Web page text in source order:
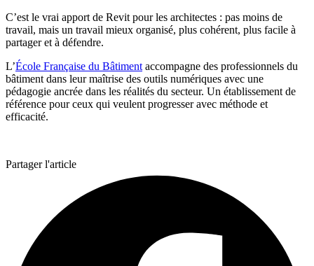
C’est le vrai apport de Revit pour les architectes : pas moins de
travail, mais un travail mieux organisé, plus cohérent, plus facile à
partager et à défendre.
L’École Française du Bâtiment accompagne des professionnels du
bâtiment dans leur maîtrise des outils numériques avec une
pédagogie ancrée dans les réalités du secteur. Un établissement de
référence pour ceux qui veulent progresser avec méthode et
efficacité.
Partager l'article